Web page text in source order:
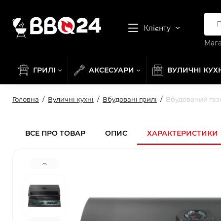
Клієнту
ГРИЛІ АКСЕСУАРИ ВУЛИЧНІ
Головна Вуличні кухні Вбудовані грилі Вбудований
ВСЕ ПРО ТОВАР ОПИС ХАРАКТЕРИСТИКИ